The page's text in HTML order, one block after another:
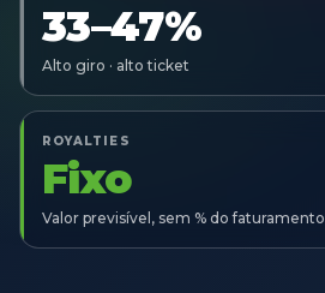
33–47%
Alto giro · alto ticket
ROYALTIES
Fixo
Valor previsível, sem % do faturamento